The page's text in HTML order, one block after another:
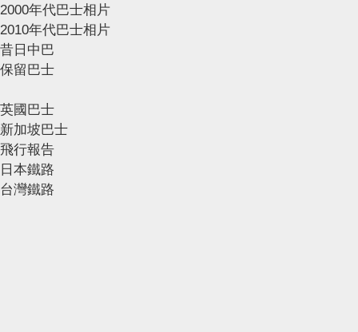
2000年代巴士相片
2010年代巴士相片
昔日中巴
保留巴士
英國巴士
新加坡巴士
飛行報告
日本鐵路
台灣鐵路